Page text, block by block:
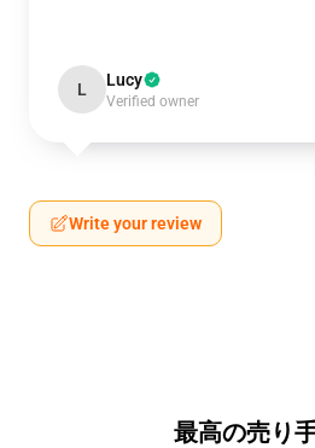
L Lucy
Verified owner
Write your review
最高の売り